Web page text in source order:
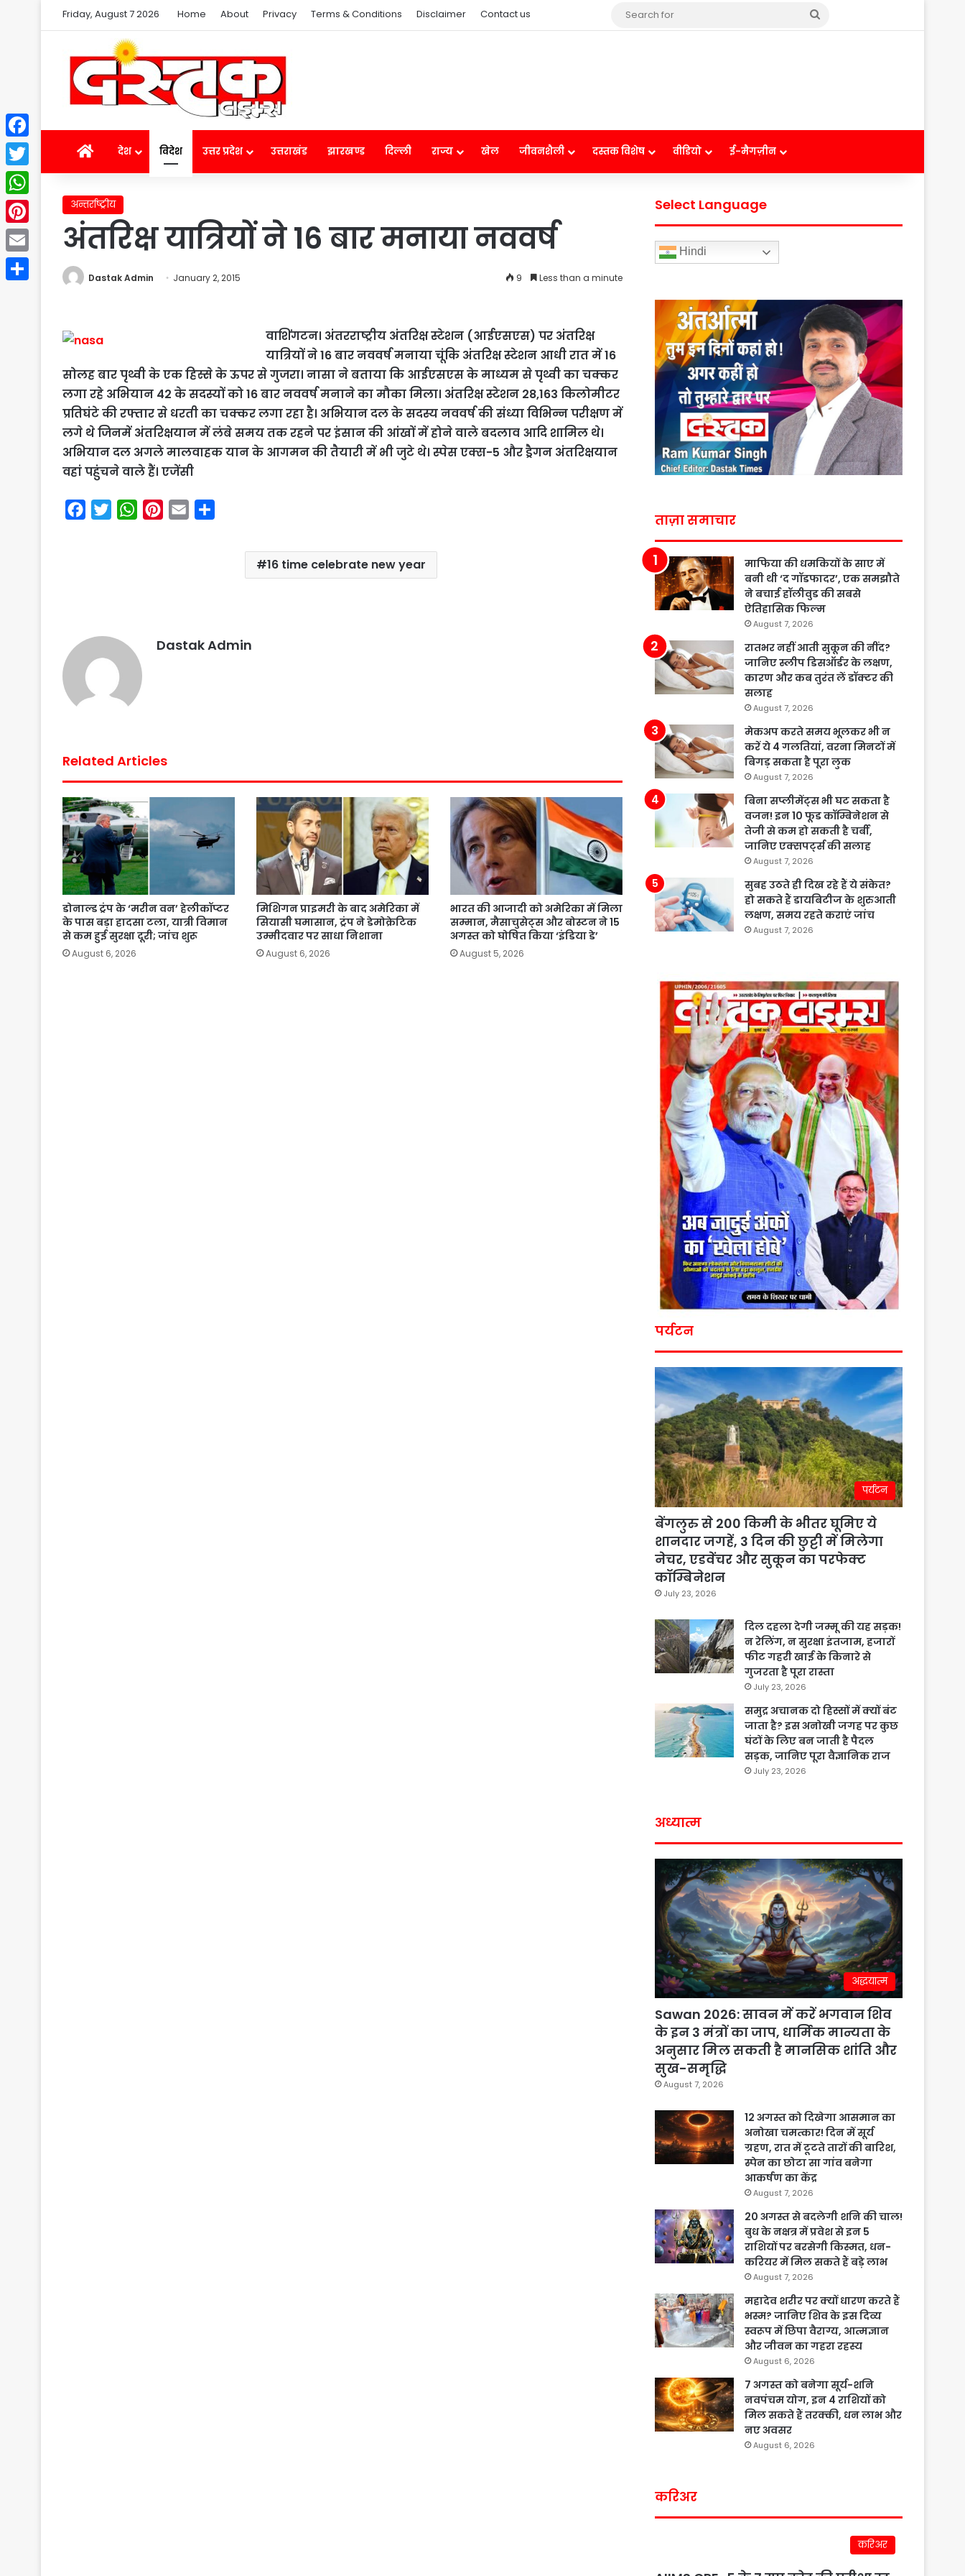
Friday, August 7 2026 Home About Privacy Terms & Conditions Disclaimer Contact us
Homeदेश विदेश उत्तर प्रदेश उत्तराखंड झारखण्ड दिल्ली राज्य खेल जीवनशैली दस्तक विशेष वीडियो ई-मैगज़ीन
अन्तर्राष्ट्रीय
अंतरिक्ष यात्रियों ने 16 बार मनाया नववर्ष
Dastak Admin January 2, 2015 9 Less than a minute
वाशिंगटन। अंतरराष्ट्रीय अंतरिक्ष स्टेशन (आईएसएस) पर अंतरिक्ष
यात्रियों ने 16 बार नववर्ष मनाया चूंकि अंतरिक्ष स्टेशन आधी रात में 16
सोलह बार पृथ्वी के एक हिस्से के ऊपर से गुजरा। नासा ने बताया कि आईएसएस के माध्यम से पृथ्वी का चक्कर
लगा रहे अभियान 42 के सदस्यों को 16 बार नववर्ष मनाने का मौका मिला। अंतरिक्ष स्टेशन 28,163 किलोमीटर
प्रतिघंटे की रफ्तार से धरती का चक्कर लगा रहा है। अभियान दल के सदस्य नववर्ष की संध्या विभिन्न परीक्षण में
लगे थे जिनमें अंतरिक्षयान में लंबे समय तक रहने पर इंसान की आंखों में होने वाले बदलाव आदि शामिल थे।
अभियान दल अगले मालवाहक यान के आगमन की तैयारी में भी जुटे थे। स्पेस एक्स-5 और ड्रैगन अंतरिक्षयान
वहां पहुंचने वाले हैं। एजेंसी
W
s
16 time celebrate new year
Dastak Admin
Related Articles
डोनाल्ड ट्रंप के ‘मरीन वन’ हेलीकॉप्टर
के पास बड़ा हादसा टला, यात्री विमान
से कम हुई सुरक्षा दूरी; जांच शुरू
August 6, 2026
मिशिगन प्राइमरी के बाद अमेरिका में
सियासी घमासान, ट्रंप ने डेमोक्रेटिक
उम्मीदवार पर साधा निशाना
August 6, 2026
भारत की आजादी को अमेरिका में मिला
सम्मान, मैसाचुसेट्स और बोस्टन ने 15
अगस्त को घोषित किया ‘इंडिया डे’
August 5, 2026
Select Language
Hindi
ताज़ा समाचार
माफिया की धमकियों के साए में
बनी थी ‘द गॉडफादर’, एक समझौते
ने बचाई हॉलीवुड की सबसे
ऐतिहासिक फिल्म
August 7, 2026
रातभर नहीं आती सुकून की नींद?
जानिए स्लीप डिसऑर्डर के लक्षण,
कारण और कब तुरंत लें डॉक्टर की
सलाह
August 7, 2026
मेकअप करते समय भूलकर भी न
करें ये 4 गलतियां, वरना मिनटों में
बिगड़ सकता है पूरा लुक
August 7, 2026
बिना सप्लीमेंट्स भी घट सकता है
वजन! इन 10 फूड कॉम्बिनेशन से
तेजी से कम हो सकती है चर्बी,
जानिए एक्सपर्ट्स की सलाह
August 7, 2026
सुबह उठते ही दिख रहे हैं ये संकेत?
हो सकते हैं डायबिटीज के शुरुआती
लक्षण, समय रहते कराएं जांच
August 7, 2026
पर्यटन
पर्यटन
बेंगलुरु से 200 किमी के भीतर घूमिए ये
शानदार जगहें, 3 दिन की छुट्टी में मिलेगा
नेचर, एडवेंचर और सुकून का परफेक्ट
कॉम्बिनेशन
July 23, 2026
दिल दहला देगी जम्मू की यह सड़क!
न रेलिंग, न सुरक्षा इंतजाम, हजारों
फीट गहरी खाई के किनारे से
गुजरता है पूरा रास्ता
July 23, 2026
समुद्र अचानक दो हिस्सों में क्यों बंट
जाता है? इस अनोखी जगह पर कुछ
घंटों के लिए बन जाती है पैदल
सड़क, जानिए पूरा वैज्ञानिक राज
July 23, 2026
अध्यात्म
अद्धयात्म
Sawan 2026: सावन में करें भगवान शिव
के इन 3 मंत्रों का जाप, धार्मिक मान्यता के
अनुसार मिल सकती है मानसिक शांति और
सुख-समृद्धि
August 7, 2026
12 अगस्त को दिखेगा आसमान का
अनोखा चमत्कार! दिन में सूर्य
ग्रहण, रात में टूटते तारों की बारिश,
स्पेन का छोटा सा गांव बनेगा
आकर्षण का केंद्र
August 7, 2026
20 अगस्त से बदलेगी शनि की चाल!
बुध के नक्षत्र में प्रवेश से इन 5
राशियों पर बरसेगी किस्मत, धन-
करियर में मिल सकते हैं बड़े लाभ
August 7, 2026
महादेव शरीर पर क्यों धारण करते हैं
भस्म? जानिए शिव के इस दिव्य
स्वरूप में छिपा वैराग्य, आत्मज्ञान
और जीवन का गहरा रहस्य
August 6, 2026
7 अगस्त को बनेगा सूर्य-शनि
नवपंचम योग, इन 4 राशियों को
मिल सकते हैं तरक्की, धन लाभ और
नए अवसर
August 6, 2026
करिअर
करिअर
Facebook
Twitter
WhatsApp
Pinterest
Email